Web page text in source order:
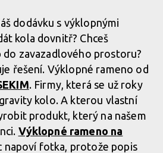
dodávku s výklopnými
kola dovnitř? Chceš
zavazadlového prostoru?
řešení. Výklopné rameno od
. Firmy, která se už roky
kolo. A kterou vlastní
produkt, který na našem
Výklopné rameno na
napoví fotka, protože popis